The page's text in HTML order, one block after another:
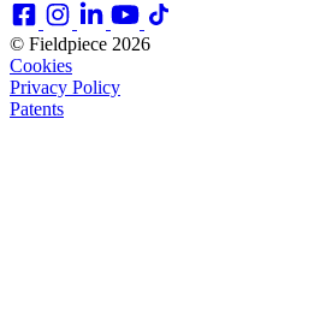
© Fieldpiece 2026
Cookies
Privacy Policy
Patents